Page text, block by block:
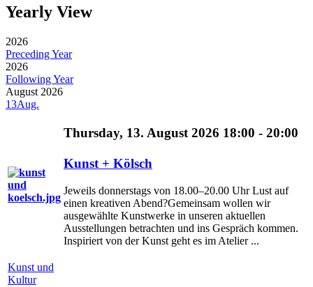
Yearly View
2026
Preceding Year
2026
Following Year
August 2026
13Aug.
Thursday, 13. August 2026 18:00 - 20:00
Kunst + Kölsch
Jeweils donnerstags von 18.00–20.00 Uhr Lust auf
einen kreativen Abend?Gemeinsam wollen wir
ausgewählte Kunstwerke in unseren aktuellen
Ausstellungen betrachten und ins Gespräch kommen.
Inspiriert von der Kunst geht es im Atelier ...
Kunst und
Kultur